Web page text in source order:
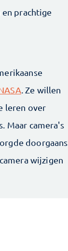
prachtige
. Ze willen
leren over
Maar camera's
doorgaans
wijzigen